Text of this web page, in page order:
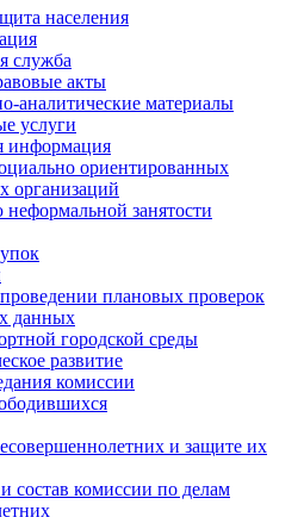
населения
служба
акты
аналитические материалы
услуги
информация
ориентированных
организаций
занятости
плановых проверок
данных
городской среды
развитие
комиссии
и защите их
состав комиссии по делам